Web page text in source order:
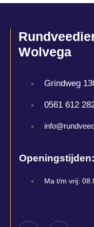
Wolvega
Grindweg
0561 612
Openingstijden:
Ma t/m vrij: